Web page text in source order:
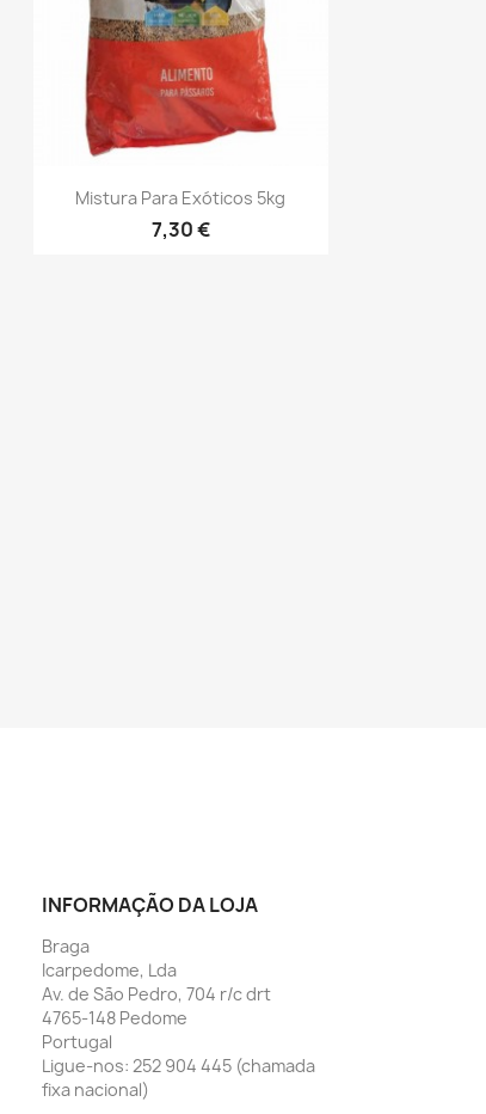
Mistura Para Exóticos 5kg
7,30 €
Vista rápida
INFORMAÇÃO DA LOJA
Braga
Icarpedome, Lda
Av. de São Pedro, 704 r/c drt
4765-148 Pedome
Portugal
Ligue-nos: 252 904 445 (chamada
fixa nacional)